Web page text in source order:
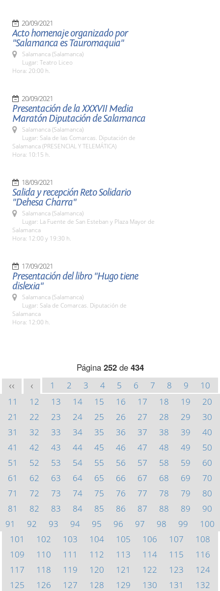
20/09/2021
Acto homenaje organizado por
"Salamanca es Tauromaquia"
Salamanca (Salamanca)
Lugar: Teatro Liceo
Hora: 20:00 h.
20/09/2021
Presentación de la XXXVII Media
Maratón Diputación de Salamanca
Salamanca (Salamanca)
Lugar: Sala de las Comarcas. Diputación de
Salamanca (PRESENCIAL Y TELEMÁTICA)
Hora: 10:15 h.
18/09/2021
Salida y recepción Reto Solidario
"Dehesa Charra"
Salamanca (Salamanca)
Lugar: La Fuente de San Esteban y Plaza Mayor de
Salamanca
Hora: 12:00 y 19:30 h.
17/09/2021
Presentación del libro "Hugo tiene
dislexia"
Salamanca (Salamanca)
Lugar: Sala de Comarcas. Diputación de
Salamanca
Hora: 12:00 h.
Página 252de 434
<< < 1 2 3 4 5 6 7 8 9
10
11
12 13 14 15 16 17 18 19
20
21
22 23 24 25 26 27 28 29
30
31
32 33 34 35 36 37 38 39
40
41
42 43 44 45 46 47 48 49
50
51
52 53 54 55 56 57 58 59
60
61
62 63 64 65 66 67 68 69
70
71
72 73 74 75 76 77 78 79
80
81
82 83 84 85 86 87 88 89
90
91
92 93 94 95 96 97 98 99
100
101
102 103 104 105 106 107
108
109
110 111 112 113 114 115
116
117
118 119 120 121 122 123
124
125
126 127 128 129 130 131
132